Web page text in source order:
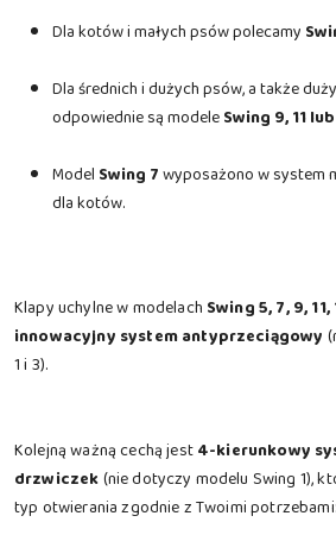
Dla kotów i małych psów polecamy
Dla średnich i dużych psów, a także
odpowiednie są modeleSwing 9, 11
Model Swing 7wyposażono w system
dla kotów.
Klapy uchylne w modelach Swing 5, 7, 9, 11,
innowacyjny system antyprzeciągowy
1 i 3).
Kolejną ważną cechą jest4-kierunkowy
drzwiczek(nie dotyczy modelu Swing 1),
typ otwierania zgodnie z Twoimi potrzebami: